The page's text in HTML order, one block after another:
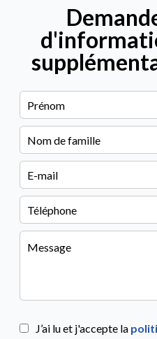
J’ai lu et j'accepte la